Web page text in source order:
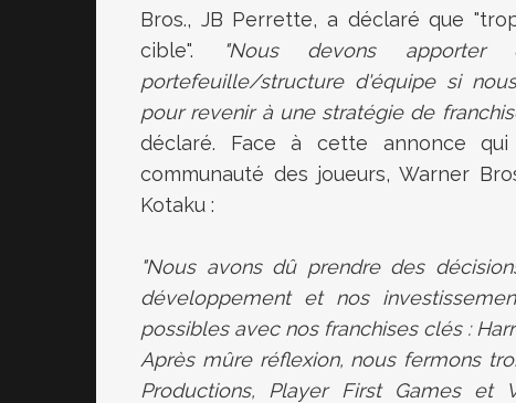
Bros., JB Perrette, a déclaré que
cible".
"Nous devons apporter
portefeuille/structure d'équipe si
pour revenir à une stratégie de
déclaré. Face à cette annonce
communauté des joueurs, Warner
Kotaku :
"Nous avons dû prendre des
développement et nos
possibles avec nos franchises clés :
Après mûre réflexion, nous fermons
Productions, Player First Games et